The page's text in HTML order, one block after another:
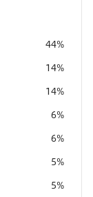
44%
14%
14%
6%
6%
5%
5%